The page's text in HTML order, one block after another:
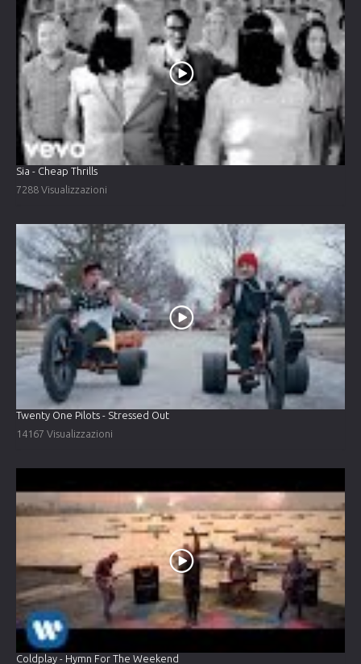
Sia - Cheap Thrills
7288 Visualizzazioni
Twenty One Pilots - Stressed Out
14167 Visualizzazioni
Coldplay - Hymn For The Weekend